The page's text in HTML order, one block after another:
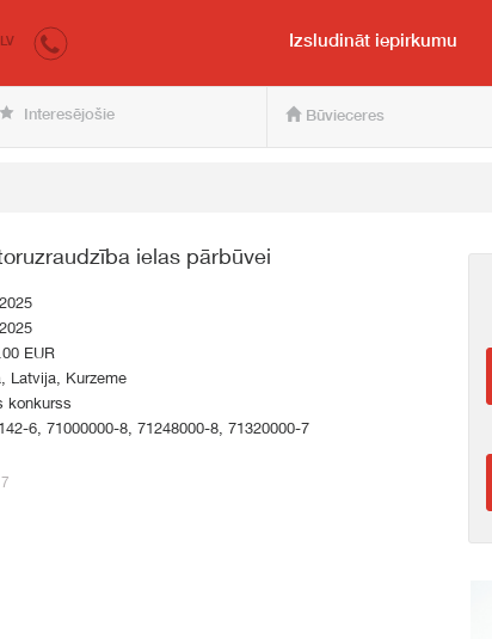
pircējam un pārdevējam
LV Izsludināt iepirkumu
Interesējošie Būvieceres
ielas pārbūvei
EUR
Latvija, Kurzeme
konkurss
6, 71000000-8, 71248000-8, 71320000-7